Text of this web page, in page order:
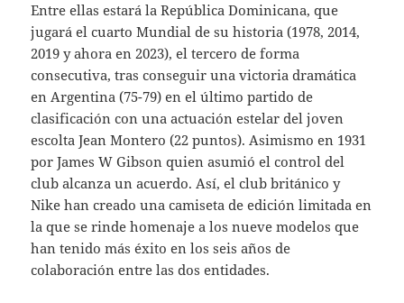
Entre ellas estará la República Dominicana, que
jugará el cuarto Mundial de su historia (1978, 2014,
2019 y ahora en 2023), el tercero de forma
consecutiva, tras conseguir una victoria dramática
en Argentina (75-79) en el último partido de
clasificación con una actuación estelar del joven
escolta Jean Montero (22 puntos). Asimismo en 1931
por James W Gibson quien asumió el control del
club alcanza un acuerdo. Así, el club británico y
Nike han creado una camiseta de edición limitada en
la que se rinde homenaje a los nueve modelos que
han tenido más éxito en los seis años de
colaboración entre las dos entidades.